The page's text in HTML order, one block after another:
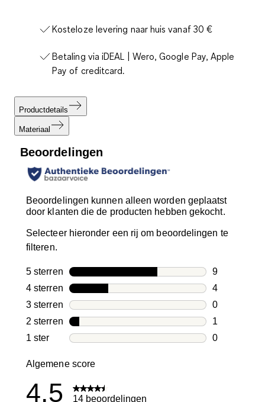
Kosteloze levering naar huis vanaf 30 €
Betaling via iDEAL | Wero, Google Pay, Apple
Pay of creditcard.
Productdetails
Materiaal
Beoordelingen
Beoordelingen kunnen alleen worden geplaatst
door klanten die de producten hebben gekocht.
Selecteer hieronder een rij om beoordelingen te
filteren.
5 sterren sterren
9
9
4 sterren sterren
4
4
3 sterren sterren
0
0
2 sterren sterren
1
1
1 ster sterren
0
Algemene score
4.5 14 beoordelingen